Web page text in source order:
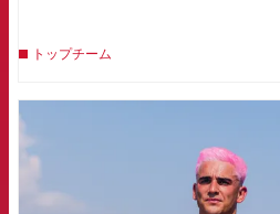
トップチーム